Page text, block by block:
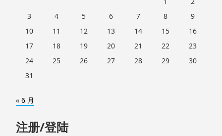
3
4 5 6 7 8
9
10
11 12 13 14 15
16
17
18 19 20 21 22
23
24
25 26 27 28 29
30
31
« 6 月
注册/登陆